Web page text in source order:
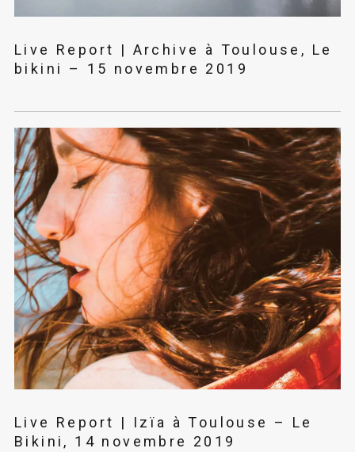
Live Report | Archive à Toulouse, Le
bikini – 15 novembre 2019
Live Report | Izïa à Toulouse – Le
Bikini, 14 novembre 2019